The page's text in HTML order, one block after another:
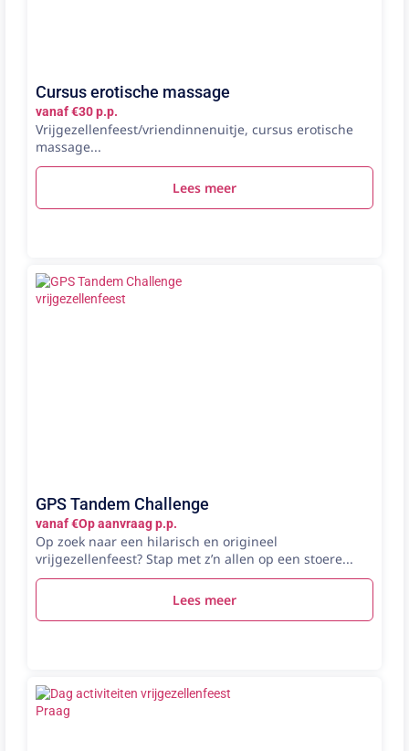
Cursus erotische massage
vanaf €30 p.p.
Vrijgezellenfeest/vriendinnenuitje, cursus erotische
massage...
Lees meer
GPS Tandem Challenge
vanaf €Op aanvraag p.p.
Op zoek naar een hilarisch en origineel
vrijgezellenfeest? Stap met z’n allen op een stoere...
Lees meer